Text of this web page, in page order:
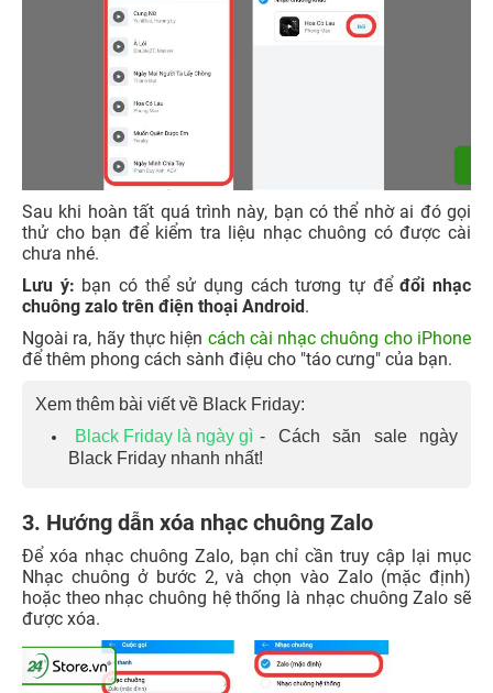
Sau khi hoàn tất quá trình này, bạn có thể nhờ ai đó gọi
thử cho bạn để kiểm tra liệu nhạc chuông có được cài
chưa nhé.
Lưu ý: bạn có thể sử dụng cách tương tự đểđổi nhạc
chuông zalo trên điện thoại Android.
Ngoài ra, hãy thực hiện cách cài nhạc chuông cho iPhone
để thêm phong cách sành điệu cho "táo cưng" của bạn.
Xem thêm bài viết về Black Friday:
Black Friday là ngày gì - Cách săn sale ngày
Black Friday nhanh nhất!
3. Hướng dẫn xóa nhạc chuông Zalo
Để xóa nhạc chuông Zalo, bạn chỉ cần truy cập lại mục
Nhạc chuông ở bước 2, và chọn vào Zalo (mặc định)
hoặc theo nhạc chuông hệ thống là nhạc chuông Zalo sẽ
được xóa.